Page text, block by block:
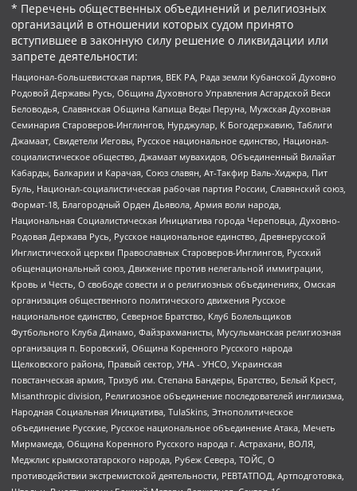
* Перечень общественных объединений и религиозных
организаций в отношении которых судом принято
вступившее в законную силу решение о ликвидации или
запрете деятельности:
Национал-большевистская партия, ВЕК РА, Рада земли Кубанской Духовно
Родовой Державы Русь, Община Духовного Управления Асгардской Веси
Беловодья, Славянская Община Капища Веды Перуна, Мужская Духовная
Семинария Староверов-Инглингов, Нурджулар, К Богодержавию, Таблиги
Джамаат, Свидетели Иеговы, Русское национальное единство, Национал-
социалистическое общество, Джамаат мувахидов, Объединенный Вилайат
Кабарды, Балкарии и Карачая, Союз славян, Ат-Такфир Валь-Хиджра, Пит
Буль, Национал-социалистическая рабочая партия России, Славянский союз,
Формат-18, Благородный Орден Дьявола, Армия воли народа,
Национальная Социалистическая Инициатива города Череповца, Духовно-
Родовая Держава Русь, Русское национальное единство, Древнерусской
Инглистической церкви Православных Староверов-Инглингов, Русский
общенациональный союз, Движение против нелегальной иммиграции,
Кровь и Честь, О свободе совести и о религиозных объединениях, Омская
организация общественного политического движения Русское
национальное единство, Северное Братство, Клуб Болельщиков
Футбольного Клуба Динамо, Файзрахманисты, Мусульманская религиозная
организация п. Боровский, Община Коренного Русского народа
Щелковского района, Правый сектор, УНА - УНСО, Украинская
повстанческая армия, Тризуб им. Степана Бандеры, Братство, Белый Крест,
Misanthropic division, Религиозное объединение последователей инглиизма,
Народная Социальная Инициатива, TulaSkins, Этнополитическое
объединение Русские, Русское национальное объединение Атака, Мечеть
Мирмамеда, Община Коренного Русского народа г. Астрахани, ВОЛЯ,
Меджлис крымскотатарского народа, Рубеж Севера, ТОЙС, О
противодействии экстремистской деятельности, РЕВТАТПОД, Артподготовка,